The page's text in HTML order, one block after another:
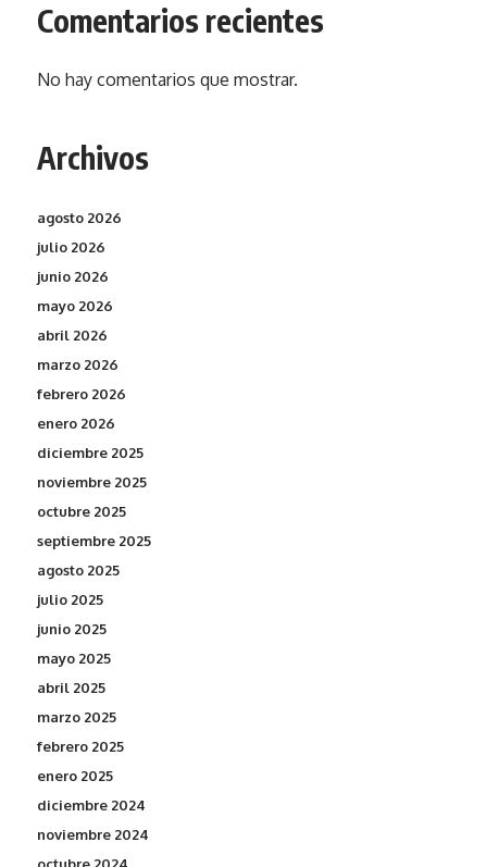
Comentarios recientes
No hay comentarios que mostrar.
Archivos
agosto 2026
julio 2026
junio 2026
mayo 2026
abril 2026
marzo 2026
febrero 2026
enero 2026
diciembre 2025
noviembre 2025
octubre 2025
septiembre 2025
agosto 2025
julio 2025
junio 2025
mayo 2025
abril 2025
marzo 2025
febrero 2025
enero 2025
diciembre 2024
noviembre 2024